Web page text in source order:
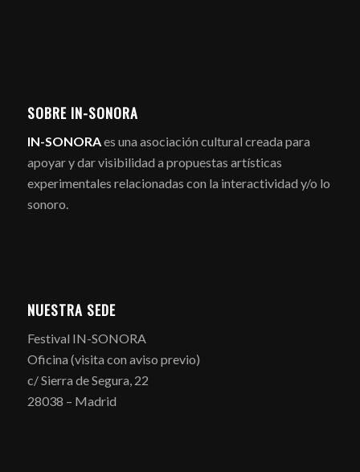
SOBRE IN-SONORA
IN-SONORAes una asociación cultural creada para
apoyar y dar visibilidad a propuestas artísticas
experimentales relacionadas con la interactividad y/o lo
sonoro.
NUESTRA SEDE
Festival IN-SONORA
Oficina (visita con aviso previo)
c/ Sierra de Segura, 22
28038 – Madrid